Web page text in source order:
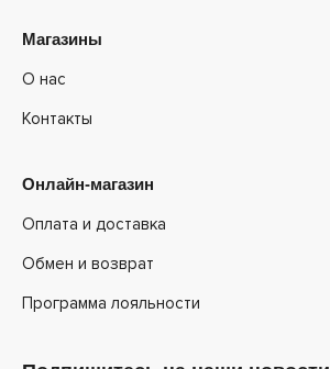
Магазины
О нас
Контакты
Онлайн-магазин
Оплата и доставка
Обмен и возврат
Программа лояльности